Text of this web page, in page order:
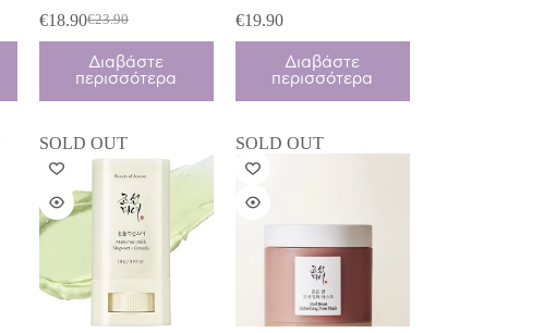
€23.90
Original
price
was:
€23.90.
€18.90Η
τρέχουσα
τιμή
είναι:
€18.90.
Διαβάστε
περισσότερα
€19.90
Διαβάστε
περισσότερα
SOLD OUT SOLD OUT